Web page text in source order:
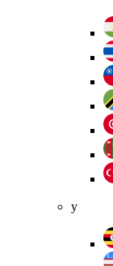
у